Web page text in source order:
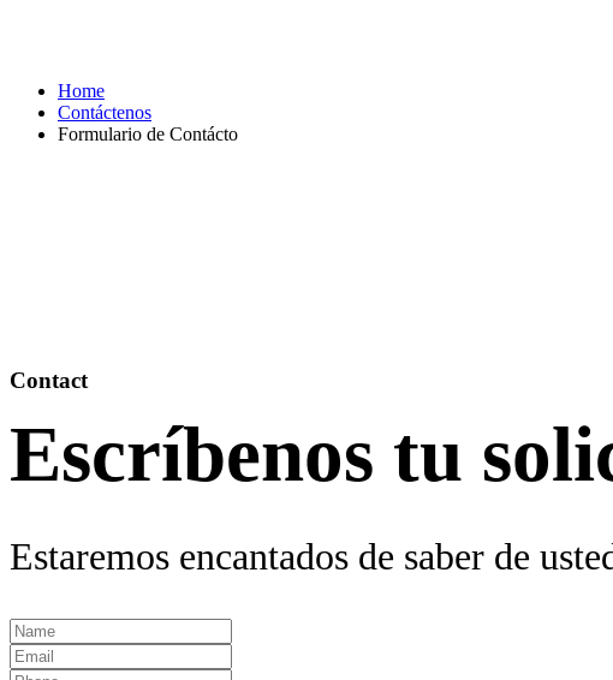
Home
Contáctenos
Formulario de Contácto
Contact
Escríbenos tu
Estaremos encantados de saber de